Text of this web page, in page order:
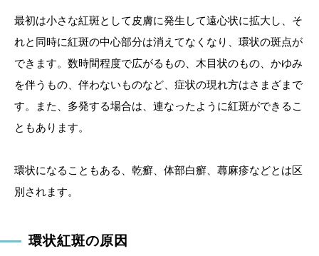
最初は小さな紅斑として皮膚に発生して遠心状に拡大し、そ
れと同時に紅斑の中心部分は消えてなくなり、環状の斑点が
できます。数時間程度で広がるもの、木目状のもの、かゆみ
を伴うもの、伴わないものなど、症状の現れ方はさまざまで
す。また、多発する場合は、連なったように紅斑ができるこ
ともあります。
環状になることもある、乾癬、体部白癬、蕁麻疹などとは区
別されます。
環状紅斑の原因